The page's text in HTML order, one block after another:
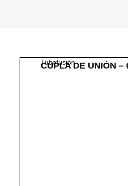
Tubofusión
CUPLA DE UNIÓN